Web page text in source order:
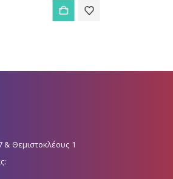
& Θεμιστοκλέους 1